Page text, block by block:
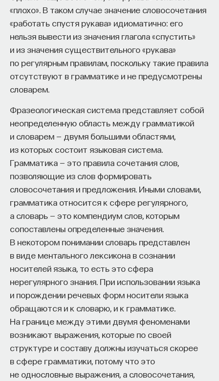
«плохо». В таком случае значение словосочетания
«работать спустя рукава» идиоматично: его
нельзя вывести из значения глагола «спустить»
и из значения существительного «рукава»
по регулярным правилам, поскольку такие правила
отсутствуют в грамматике и не предусмотрены
словарем.
Фразеологическая система представляет собой
неопределенную область между грамматикой
и словарем — двумя большими областями,
из которых состоит языковая система.
Грамматика — это правила сочетания слов,
позволяющие из слов формировать
словосочетания и предложения. Иными словами,
грамматика относится к сфере регулярного,
а словарь — это компендиум слов, которым
сопоставлены определенные значения.
В некотором понимании словарь представлен
в виде ментального лексикона в сознании
носителей языка, то есть это сфера
нерегулярного знания. При использовании языка
и порождении речевых форм носители языка
обращаются и к словарю, и к грамматике.
На границе между этими двумя феноменами
возникают выражения, которые по своей
структуре и составу должны изучаться скорее
в сфере грамматики, потому что это
не однословные выражения, а словосочетания,
философских наук, профессор Школы философии
и культурологии факультета гуманитарных наук
3/30/2022
НАПИСАТЬ НАМ
НАД МАТЕРИАЛОМ РАБОТАЛИ
команда ПостНауки
237 публикаций
ФИЛОСОФСКИЙ ПОИСК: НАЧАЛА